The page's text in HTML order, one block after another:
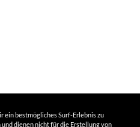
ein bestmögliches Surf-Erlebnis zu
dienen nicht für die Erstellung von